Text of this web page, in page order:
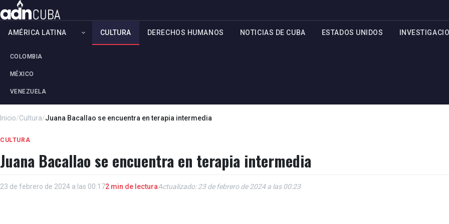
AMÉRICA LATINA
COLOMBIA
MÉXICO
VENEZUELA
CULTURA DERECHOS HUMANOS NOTICIAS DE CUBA ESTADOS UNIDOS
Inicio/Cultura/Juana Bacallao se encuentra en terapia intermedia
CULTURA
Juana Bacallao se encuentra en terapia intermedia
23 de febrero de 2024 a las 00:172 min de lecturaActualizado: 23 de febrero de 2024 a las 00:23